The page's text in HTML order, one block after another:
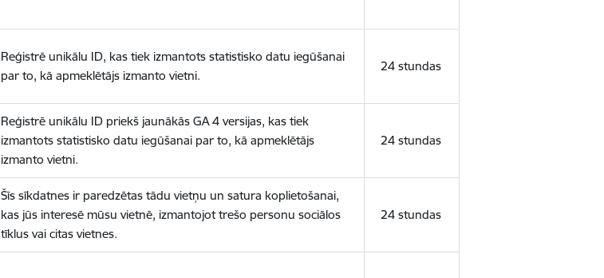
Reģistrē unikālu ID, kas tiek izmantots statistisko datu iegūšanai
par to, kā apmeklētājs izmanto vietni.
24 stundas
Reģistrē unikālu ID priekš jaunākās GA 4 versijas, kas tiek
izmantots statistisko datu iegūšanai par to, kā apmeklētājs
izmanto vietni.
24 stundas
Šīs sīkdatnes ir paredzētas tādu vietņu un satura koplietošanai,
kas jūs interesē mūsu vietnē, izmantojot trešo personu sociālos
tīklus vai citas vietnes.
24 stundas